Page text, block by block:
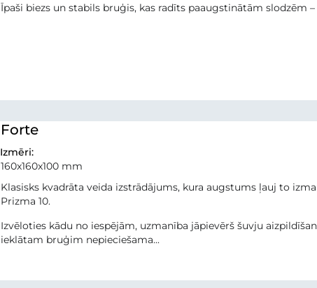
Īpaši biezs un stabils bruģis, kas radīts paaugstinātām
Forte
Izmēri:
160x160x100 mm
Klasisks kvadrāta veida izstrādājums, kura augstums ļauj to
Prizma 10.
Izvēloties kādu no iespējām, uzmanība jāpievērš šuvju
ieklātam bruģim nepieciešama...